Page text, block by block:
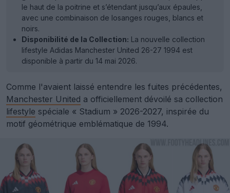
le haut de la poitrine et s’étendant jusqu’aux épaules,
avec une combinaison de losanges rouges, blancs et
noirs.
Disponibilité de la Collection: La nouvelle collection
lifestyle Adidas Manchester United 26-27 1994 est
disponible à partir du 14 mai 2026.
Comme l'avaient laissé entendre les fuites précédentes,
Manchester United a officiellement dévoilé sa collection
lifestyle spéciale « Stadium » 2026-2027, inspirée du
motif géométrique emblématique de 1994.